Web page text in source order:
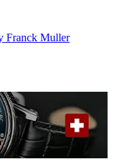
Franck Muller